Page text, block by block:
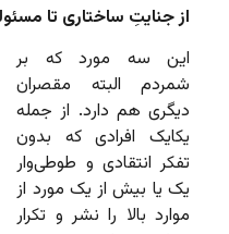
از جنایتِ ساختاری تا
این سه مورد که بر
شمردم البته مقصران
دیگری هم دارد. از جمله
یکایک افرادی که بدون
تفکر انتقادی و طوطی‌وار
یک یا بیش از یک مورد از
موارد بالا را نشر و تکرار